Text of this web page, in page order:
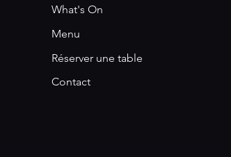
What's On
Menu
Réserver une table
Contact